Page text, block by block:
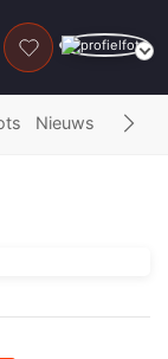
DONEER
Nieuws Fails